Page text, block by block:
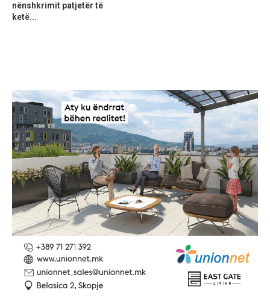
nënshkrimit patjetër të
ketë...